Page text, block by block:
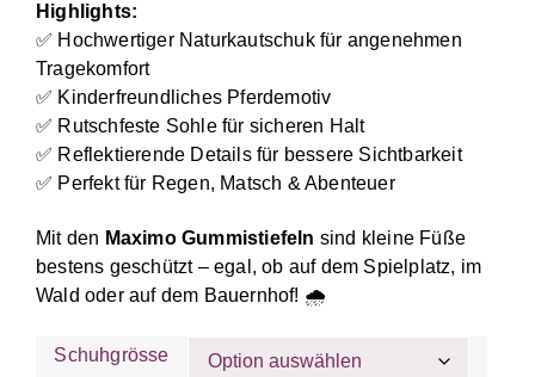
Highlights:
✅ Hochwertiger Naturkautschuk für angenehmen
Tragekomfort
✅ Kinderfreundliches Pferdemotiv
✅ Rutschfeste Sohle für sicheren Halt
✅ Reflektierende Details für bessere Sichtbarkeit
✅ Perfekt für Regen, Matsch & Abenteuer
Mit den Maximo Gummistiefeln sind kleine Füße
bestens geschützt – egal, ob auf dem Spielplatz, im
Wald oder auf dem Bauernhof! 🌧
Schuhgrösse